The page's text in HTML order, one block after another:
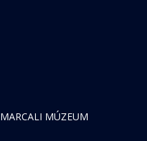
MARCALI MÚZEUM